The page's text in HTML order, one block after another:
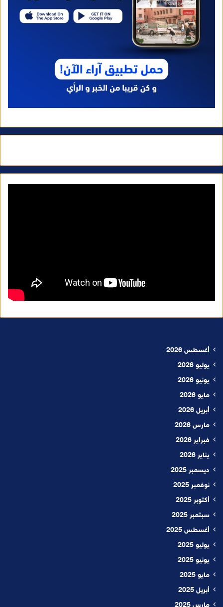
أغسطس 2026
يوليو 2026
يونيو 2026
مايو 2026
أبريل 2026
مارس 2026
فبراير 2026
يناير 2026
ديسمبر 2025
نوفمبر 2025
أكتوبر 2025
سبتمبر 2025
أغسطس 2025
يوليو 2025
يونيو 2025
مايو 2025
أبريل 2025
مارس 2025